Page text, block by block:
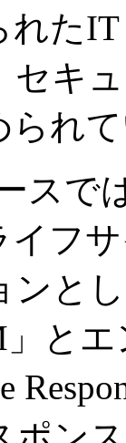
れた
セキ
られ
スで
イフ
ンと
」と